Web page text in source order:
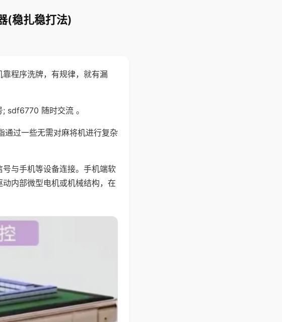
(稳扎稳打法)
程序洗牌，有规律，就有漏
sdf6770 随时交流 。
通过一些无需对麻将机进行复杂
与手机等设备连接。手机端软
内部微型电机或机械结构，在